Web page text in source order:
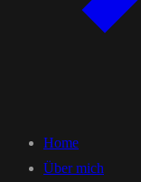
Home
Über mich